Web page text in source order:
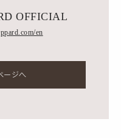
OFFICIAL
en
ージへ